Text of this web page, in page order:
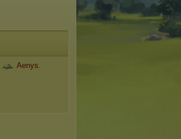
Aenys.